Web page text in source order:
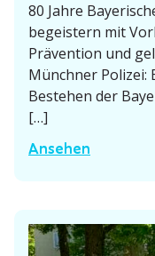
o
t
h
e
k
G
n
d
80 Jahre
begeistern mit
Prävention und
Münchner Polizei:
Bestehen der
[…]
P
e
Ansehen